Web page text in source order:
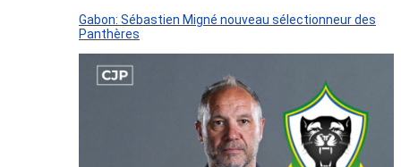
Gabon: Sébastien Migné nouveau sélectionneur des
Panthères